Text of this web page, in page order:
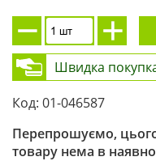
Швидка
Код: 01-046587
Перепрошуємо,
товару нема в